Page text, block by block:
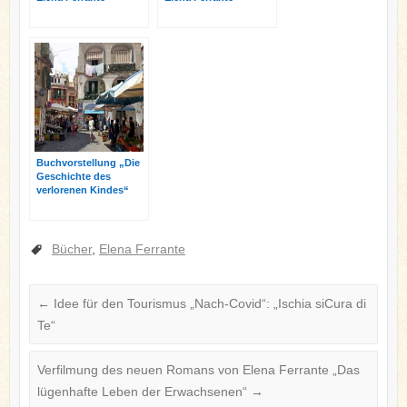
Buchvorstellung „Die
Geschichte des
verlorenen Kindes“
Bücher, Elena Ferrante
← Idee für den Tourismus „Nach-Covid“: „Ischia siCura di
Te“
Verfilmung des neuen Romans von Elena Ferrante „Das
lügenhafte Leben der Erwachsenen“ →